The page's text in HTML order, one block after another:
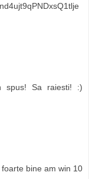
spus! Sa raiesti! :)
bine am win 10